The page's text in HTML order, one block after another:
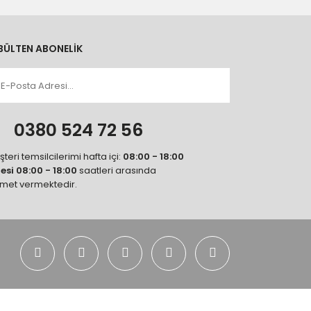
ABONELİK
0380 524 72 56
temsilcilerimi hafta içi: 08:00 - 18:00
08:00 - 18:00 saatleri arasında
vermektedir.